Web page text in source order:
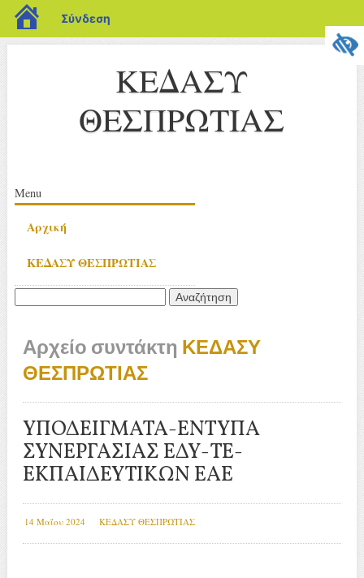
blogs.sch.gr
Σύνδεση
ΚΕΔΑΣΥ
ΘΕΣΠΡΩΤΙΑΣ
Κύριο μενού
Μετάβαση
περιεχόμενο
Menu
Αρχική
ΚΕΔΑΣΥ ΘΕΣΠΡΩΤΙΑΣ
Αναζήτηση
Αρχείο συντάκτη ΚΕΔΑΣΥ
ΘΕΣΠΡΩΤΙΑΣ
ΥΠΟΔΕΙΓΜΑΤΑ-ΕΝΤΥΠΑ
ΣΥΝΕΡΓΑΣΙΑΣ ΕΔΥ-ΤΕ-
ΕΚΠΑΙΔΕΥΤΙΚΩΝ ΕΑΕ
14 Μαΐου 2024 ΚΕΔΑΣΥ ΘΕΣΠΡΩΤΙΑΣ